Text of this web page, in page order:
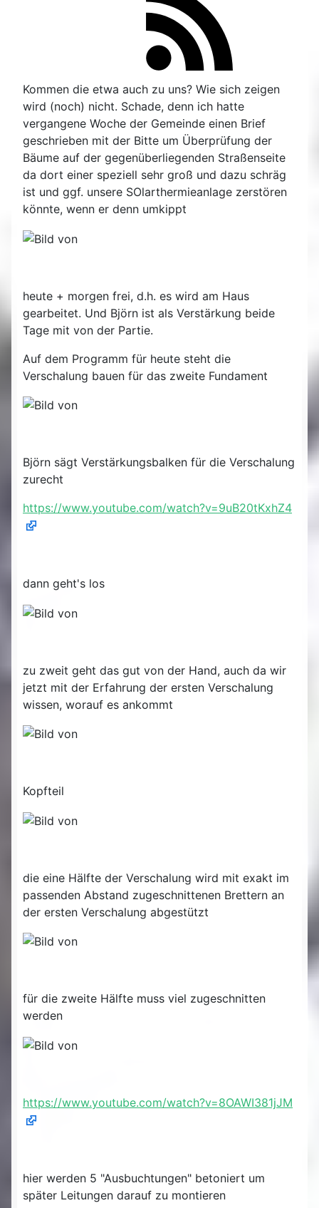
Kommen die etwa auch zu uns? Wie sich zeigen
wird (noch) nicht. Schade, denn ich hatte
vergangene Woche der Gemeinde einen Brief
geschrieben mit der Bitte um Überprüfung der
Bäume auf der gegenüberliegenden Straßenseite
da dort einer speziell sehr groß und dazu schräg
ist und ggf. unsere SOlarthermieanlage zerstören
könnte, wenn er denn umkippt
heute + morgen frei, d.h. es wird am Haus
gearbeitet. Und Björn ist als Verstärkung beide
Tage mit von der Partie.
Auf dem Programm für heute steht die
Verschalung bauen für das zweite Fundament
Björn sägt Verstärkungsbalken für die Verschalung
zurecht
https://www.youtube.com/watch?v=9uB20tKxhZ4
dann geht's los
zu zweit geht das gut von der Hand, auch da wir
jetzt mit der Erfahrung der ersten Verschalung
wissen, worauf es ankommt
Kopfteil
die eine Hälfte der Verschalung wird mit exakt im
passenden Abstand zugeschnittenen Brettern an
der ersten Verschalung abgestützt
für die zweite Hälfte muss viel zugeschnitten
werden
https://www.youtube.com/watch?v=8OAWI381jJM
hier werden 5 "Ausbuchtungen" betoniert um
später Leitungen darauf zu montieren